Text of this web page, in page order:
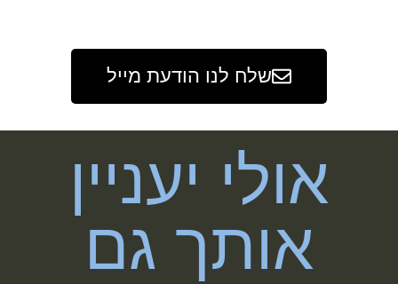
שלח לנו הודעת מייל
אולי יעניין
אותך גם